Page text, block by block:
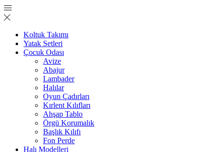
Koltuk Takımı
Yatak Setleri
Çocuk Odası
Avize
Abajur
Lambader
Halılar
Oyun Çadırları
Kırlent Kılıfları
Ahşap Tablo
Örgü Korumalık
Başlık Kılıfı
Fon Perde
Halı Modelleri